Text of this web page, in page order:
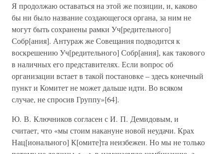
Я продолжаю оставаться на этой же позиции, и, каково
бы ни было название создающегося органа, за ним не
могут быть сохранены рамки Уч[редительного]
Собр[ания]. Антураж же Совещания подводится к
воскрешению Уч[редительного] Собр[ания], как такового
в наличных его представителях. Если вопрос об
организации встает в такой постановке – здесь конечный
пункт и Комитет не может дальше идти. Во всяком
случае, не спросив Группу»[64].
Ю. В. Ключников согласен с И. П. Демидовым, и
считает, что «мы стоим накануне новой неудачи. Крах
Нац[ионального] К[омите]та неизбежен. Но мы не только